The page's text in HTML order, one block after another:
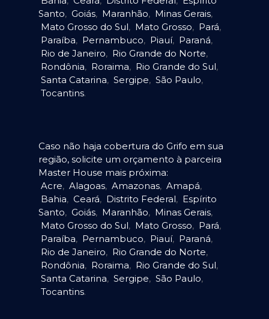
Santo, Goiás, Maranhão, Minas Gerais,
Mato Grosso do Sul, Mato Grosso, Pará,
Paraíba, Pernambuco, Piauí, Paraná,
Rio de Janeiro, Rio Grande do Norte,
Rondônia, Roraima, Rio Grande do Sul,
Santa Catarina, Sergipe, São Paulo,
Tocantins.
Caso não haja cobertura do Grifo em sua
região, solicite um orçamento à parceira
Master House mais próxima:
Acre, Alagoas, Amazonas, Amapá,
Bahia, Ceará, Distrito Federal, Espírito
Santo, Goiás, Maranhão, Minas Gerais,
Mato Grosso do Sul, Mato Grosso, Pará,
Paraíba, Pernambuco, Piauí, Paraná,
Rio de Janeiro, Rio Grande do Norte,
Rondônia, Roraima, Rio Grande do Sul,
Santa Catarina, Sergipe, São Paulo,
Tocantins.